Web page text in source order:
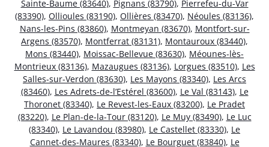
Sainte-Baume (83640), Pignans (83790), Pierrefeu-du-Var
(83390), Ollioules (83190), Ollières (83470), Néoules (83136),
Nans-les-Pins (83860), Montmeyan (83670), Montfort-sur-
Argens (83570), Montferrat (83131), Montauroux (83440),
Mons (83440), Moissac-Bellevue (83630), Méounes-lès-
Montrieux (83136), Mazaugues (83136), Lorgues (83510), Les
Salles-sur-Verdon (83630), Les Mayons (83340), Les Arcs
(83460), Les Adrets-de-l’Estérel (83600), Le Val (83143), Le
Thoronet (83340), Le Revest-les-Eaux (83200), Le Pradet
(83220), Le Plan-de-la-Tour (83120), Le Muy (83490), Le Luc
(83340), Le Lavandou (83980), Le Castellet (83330), Le
Cannet-des-Maures (83340), Le Bourguet (83840), Le